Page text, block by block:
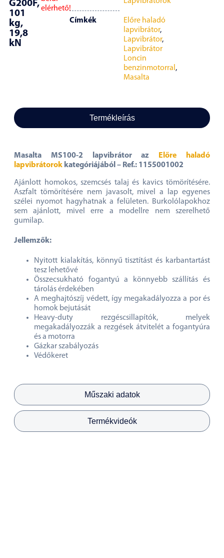
G200F,
101
kg,
19,8
kN
elérhető!
Címkék
Előre haladó
lapvibrátor,
Lapvibrátor,
Lapvibrátor
Loncin
benzinmotorral ,
Masalta
Termékleírás
Műszaki adatok
Termékvideók
Masalta MS100-2 lapvibrátor az
Előre haladó
lapvibrátorok kategóriájából – Ref.: 1155001002
Ajánlott homokos, szemcsés talaj és kavics tömörítésére.
Aszfalt tömörítésére nem javasolt, mivel a lap egyenes
szélei nyomot hagyhatnak a felületen. Burkolólapokhoz
sem ajánlott, mivel erre a modellre nem szerelhető
gumilap.
Jellemzők:
Nyitott kialakítás, könnyű tisztítást és karbantartást
tesz lehetővé
Összecsukható fogantyú a könnyebb szállítás és
tárolás érdekében
A meghajtószíj védett, így megakadályozza a por és
homok bejutását
Heavy-duty rezgéscsillapítók, melyek
megakadályozzák a rezgések átvitelét a fogantyúra
és a motorra
Gázkar szabályozás
Védőkeret